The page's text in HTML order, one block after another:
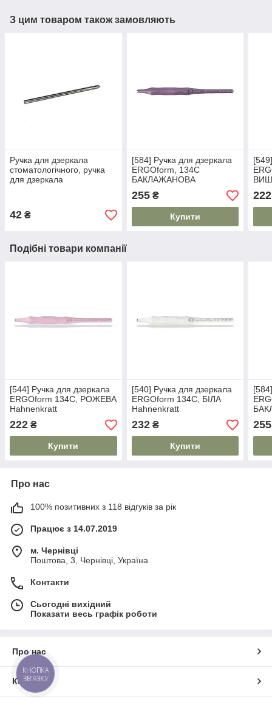
З цим товаром також замовляють
Ручка для дзеркала
стоматологічного, ручка
для дзеркала
42 ₴
[584] Ручка для дзеркала
ERGOform, 134С
БАКЛАЖАНОВА
Hahnenkratt
255₴
Купити
222
Подібні товари компанії
[544] Ручка для дзеркала
ERGOform 134C, РОЖЕВА
Hahnenkratt
222 ₴
Купити
[540] Ручка для дзеркала
ERGOform 134C, БІЛА
Hahnenkratt
232₴
Купити
255
Про нас
100% позитивних з 118 відгуків за рік
Працює з 14.07.2019
м. Чернівці
Поштова, 3, Чернівці, Україна
Контакти
Сьогодні вихідний
Показати весь графік роботи
Про нас
Контакти
КНОПКА
ЗВ'ЯЗКУ